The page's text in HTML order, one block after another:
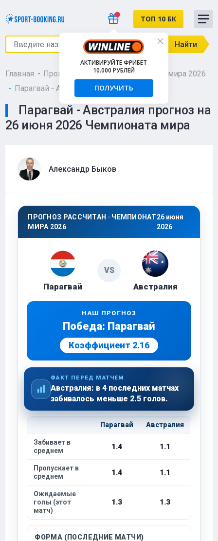
АКТИВИРУЙТЕ ФРИБЕТ
10.000 РУБЛЕЙ
ПОЛУЧИТЬ
ТОП 10 БК
Найти
Главная Прогнозы Футбол
Чемпионат мира 2026
Парагвай - Австралия - 26 июня 2026
Парагвай - Австралия прогноз на
26 июня 2026 Чемпионата мира
Александр Быков
ПРОГНОЗ РАССЧИТАН · ЧЕМПИОНАТ
МИРА 2026
26 июня
2026
Парагвай
VS
Австралия
НАШ ПРОГНОЗ
Победа: Парагвай
Коэффициент 2.16
ФАКТ ПЕРЕД МАТЧЕМ
Австралия: в 4 последних матчах
забивалось меньше 2.5 голов.
Парагвай Австралия
Забивает в
среднем
1.4 1.1
Пропускает в
среднем
1.4 1.1
Ожидаемые
голы (этот
матч)
1.3 1.3
ФОРМА (ПОСЛЕДНИЕ МАТЧИ)